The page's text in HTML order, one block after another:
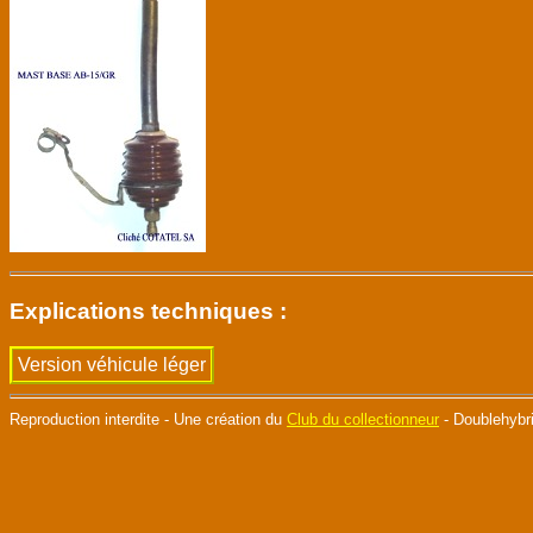
Explications techniques :
Version véhicule léger
Reproduction interdite - Une création du Club du collectionneur -